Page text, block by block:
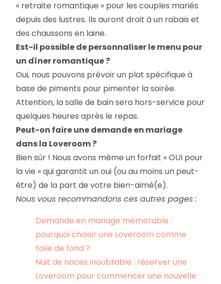
« retraite romantique » pour les couples mariés
depuis des lustres. Ils auront droit à un rabais et
des chaussons en laine.
Est-il possible de personnaliser le menu pour
un dîner romantique ?
Oui, nous pouvons prévoir un plat spécifique à
base de piments pour pimenter la soirée.
Attention, la salle de bain sera hors-service pour
quelques heures après le repas.
Peut-on faire une demande en mariage
dans la Loveroom ?
Bien sûr ! Nous avons même un forfait « OUI pour
la vie » qui garantit un oui (ou au moins un peut-
être) de la part de votre bien-aimé(e).
Nous vous recommandons ces autres pages :
Demande en mariage mémorable :
pourquoi choisir une Loveroom comme
toile de fond ?
Nuit de noces inoubliable : réserver une
Loveroom pour commencer une nouvelle